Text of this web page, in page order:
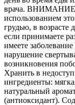
врача. ВНИМАНИЕ:
использованием
грудью, в возрасте
если принимаете
имеете
нарушение
возникновения
Хранить в
ингредиенты:
натуральный
(антиоксидант).